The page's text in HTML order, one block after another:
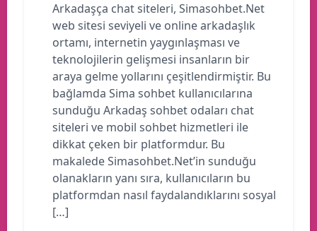
Arkadaşça chat siteleri, Simasohbet.Net
web sitesi seviyeli ve online arkadaşlık
ortamı, internetin yaygınlaşması ve
teknolojilerin gelişmesi insanların bir
araya gelme yollarını çeşitlendirmiştir. Bu
bağlamda Sima sohbet kullanıcılarına
sunduğu Arkadaş sohbet odaları chat
siteleri ve mobil sohbet hizmetleri ile
dikkat çeken bir platformdur. Bu
makalede Simasohbet.Net’in sunduğu
olanakların yanı sıra, kullanıcıların bu
platformdan nasıl faydalandıklarını sosyal
[…]